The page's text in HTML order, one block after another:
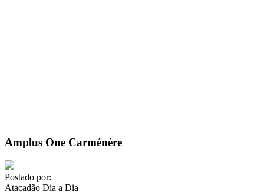
Amplus One Carménère
Postado por:
Atacadão Dia a Dia